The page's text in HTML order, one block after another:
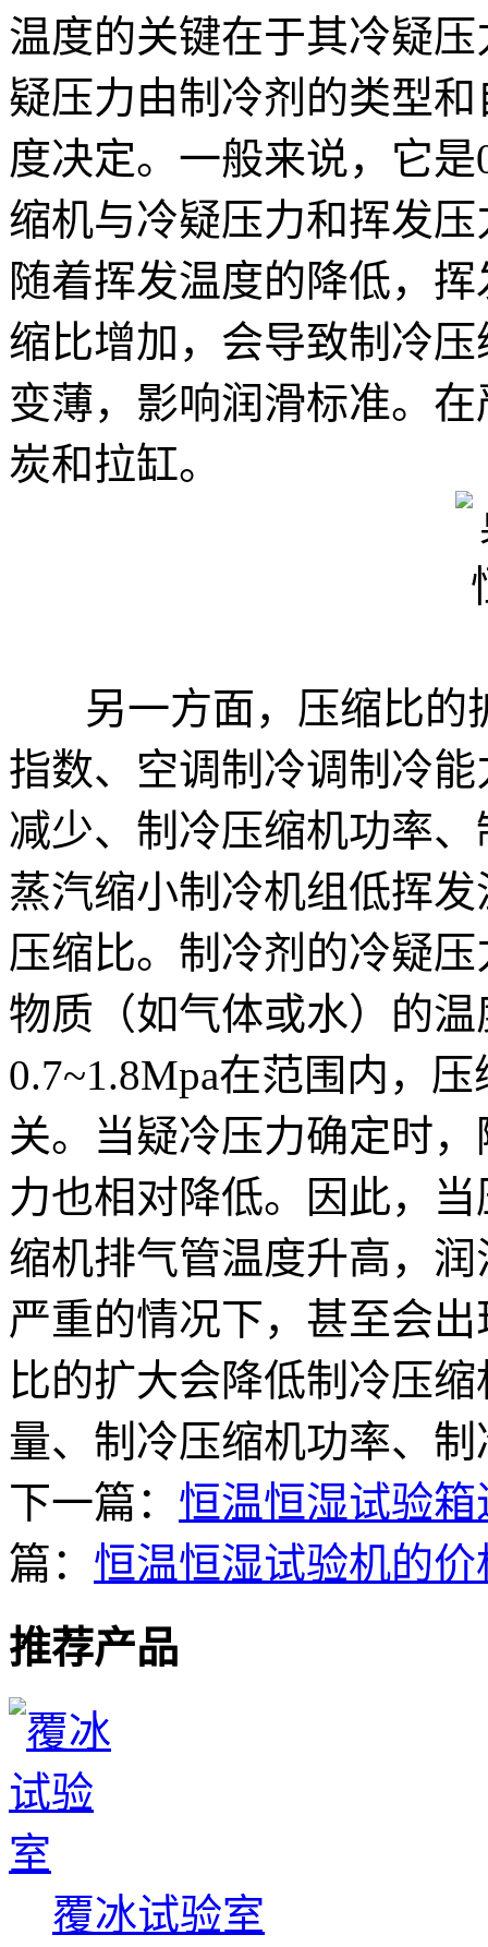
温度的关键在于其冷疑
疑压力由制冷剂的类型
度决定。一般来说，它
缩机与冷疑压力和挥发
随着挥发温度的降低，
缩比增加，会导致制冷
变薄，影响润滑标准。
炭和拉缸。
另一方面，压缩比的
指数、空调制冷调制冷
减少、制冷压缩机功率
蒸汽缩小制冷机组低挥
压缩比。制冷剂的冷疑
物质（如气体或水）的
0.7~1.8Mpa在范围内，
关。当疑冷压力确定时
力也相对降低。因此，
缩机排气管温度升高，
严重的情况下，甚至会
比的扩大会降低制冷压
量、制冷压缩机功率、
下一篇： 恒温恒湿试验
篇： 恒温恒湿试验机的
推荐产品
覆冰试验室